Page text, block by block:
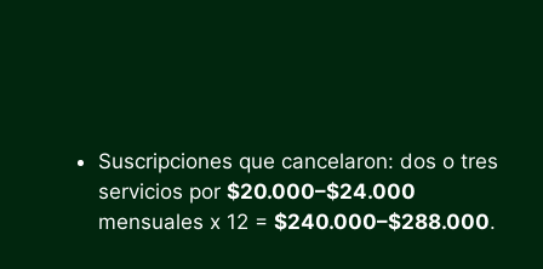
Suscripciones que cancelaron: dos o tres
servicios por $20.000–$24.000
mensuales x 12 = $240.000–$288.000.